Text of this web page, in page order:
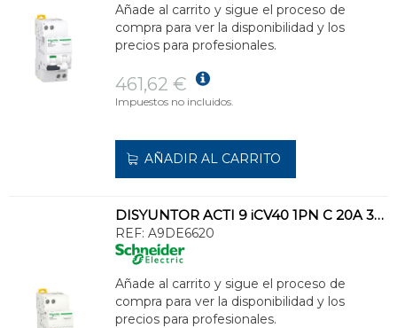
Añade al carrito y sigue el proceso de
compra para ver la disponibilidad y los
precios para profesionales.
461,62 €
Impuestos no incluidos.
AÑADIR AL CARRITO
DISYUNTOR ACTI 9 iCV40 1PN C 20A 300mA AC RCBO
REF: A9DE6620
Añade al carrito y sigue el proceso de
compra para ver la disponibilidad y los
precios para profesionales.